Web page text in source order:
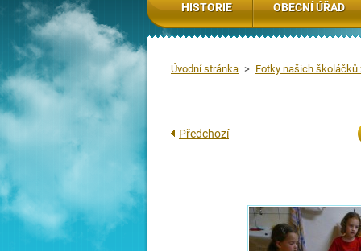
Úvodní stránka > Fotky našich
Předchozí
HISTORIE OBECNÍ ÚŘAD